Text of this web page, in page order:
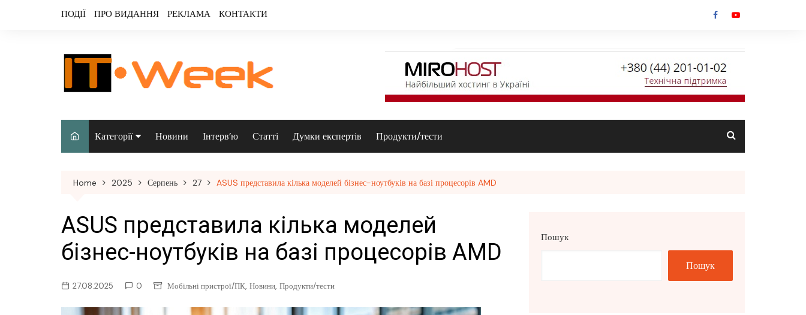
ПОДІЇ ПРО ВИДАННЯ РЕКЛАМА КОНТАКТИ
Категорії
Аудіо & відео
Безпека
Інфраструктура/
датацентри
Новини Інтерв’ю Статті Думки експертів Продукти/тести
Home 2025 Серпень 27 ASUS представила кілька моделей бізнес-ноутбуків на базі процесорів AMD
ASUS представила кілька моделей
бізнес-ноутбуків на базі процесорів AMD
27.08.2025 0 Мобільні пристрої/ПК, Новини, Продукти/тести
Пошук
Пошук